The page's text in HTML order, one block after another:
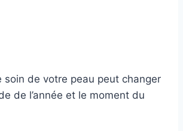
soin de votre peau peut changer
de l’année et le moment du